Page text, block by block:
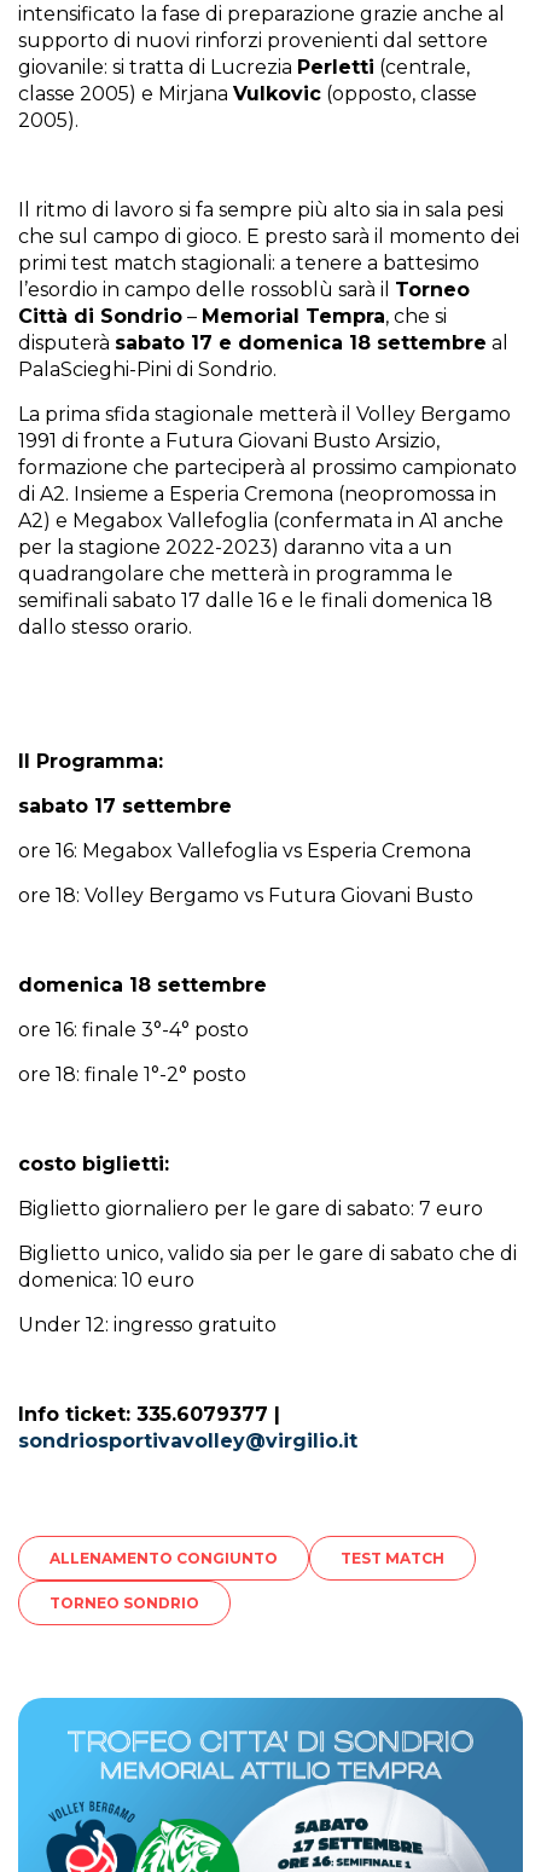
intensificato la fase di preparazione grazie anche al
supporto di nuovi rinforzi provenienti dal settore
giovanile: si tratta di Lucrezia Perletti (centrale,
classe 2005) e Mirjana Vulkovic (opposto, classe
2005).
Il ritmo di lavoro si fa sempre più alto sia in sala pesi
che sul campo di gioco. E presto sarà il momento dei
primi test match stagionali: a tenere a battesimo
l’esordio in campo delle rossoblù sarà il Torneo
Città di Sondrio – Memorial Tempra, che si
disputerà sabato 17 e domenica 18 settembre al
PalaScieghi-Pini di Sondrio.
La prima sfida stagionale metterà il Volley Bergamo
1991 di fronte a Futura Giovani Busto Arsizio,
formazione che parteciperà al prossimo campionato
di A2. Insieme a Esperia Cremona (neopromossa in
A2) e Megabox Vallefoglia (confermata in A1 anche
per la stagione 2022-2023) daranno vita a un
quadrangolare che metterà in programma le
semifinali sabato 17 dalle 16 e le finali domenica 18
dallo stesso orario.
Il Programma:
sabato 17 settembre
ore 16: Megabox Vallefoglia vs Esperia Cremona
ore 18: Volley Bergamo vs Futura Giovani Busto
domenica 18 settembre
ore 16: finale 3°-4° posto
ore 18: finale 1°-2° posto
costo biglietti:
Biglietto giornaliero per le gare di sabato: 7 euro
Biglietto unico, valido sia per le gare di sabato che di
domenica: 10 euro
Under 12: ingresso gratuito
Info ticket: 335.6079377 |
sondriosportivavolley@virgilio.it
ALLENAMENTO CONGIUNTO TEST MATCH
TORNEO SONDRIO